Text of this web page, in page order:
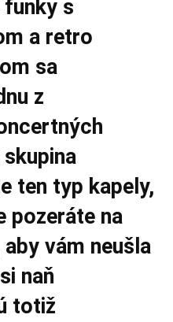
s
a retro
sa
z
ten typ kapely,
pozeráte na
vám neušla
naň
totiž